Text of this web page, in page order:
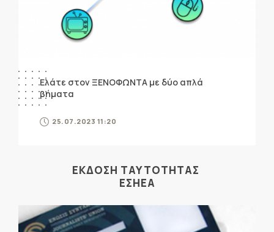
Ελάτε στον ΞΕΝΟΦΩΝΤΑ με δύο απλά
βήματα
25.07.2023 11:20
ΕΚΔΟΣΗ ΤΑΥΤΟΤΗΤΑΣ
ΕΣΗΕΑ